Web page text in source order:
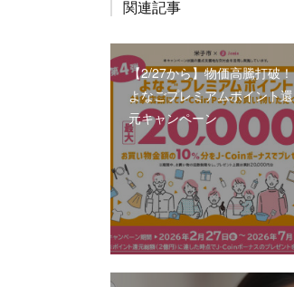
関連記事
【2/27から】物価高騰打破！
よなごプレミアムポイント還
元キャンペーン